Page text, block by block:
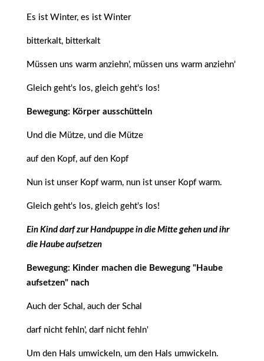
Es ist Winter, es ist Winter
bitterkalt, bitterkalt
Müssen uns warm anziehn', müssen uns warm anziehn'
Gleich geht's los, gleich geht's los!
Bewegung: Körper ausschütteln
Und die Mütze, und die Mütze
auf den Kopf, auf den Kopf
Nun ist unser Kopf warm, nun ist unser Kopf warm.
Gleich geht's los, gleich geht's los!
Ein Kind darf zur Handpuppe in die Mitte gehen und ihr
die Haube aufsetzen
Bewegung: Kinder machen die Bewegung "Haube
aufsetzen" nach
Auch der Schal, auch der Schal
darf nicht fehln', darf nicht fehln'
Um den Hals umwickeln, um den Hals umwickeln.